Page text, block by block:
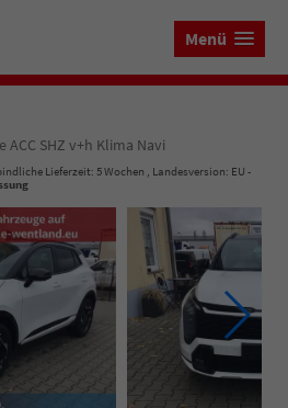
Menü
ACC SHZ v+h Klima Navi
Lieferzeit: 5 Wochen , Landesversion: EU -